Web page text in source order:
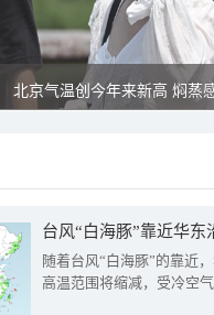
北京气温创今年来新高 焖蒸
台风“白海豚”靠近华
随着台风“白海豚”的靠近
高温范围将缩减，受冷空